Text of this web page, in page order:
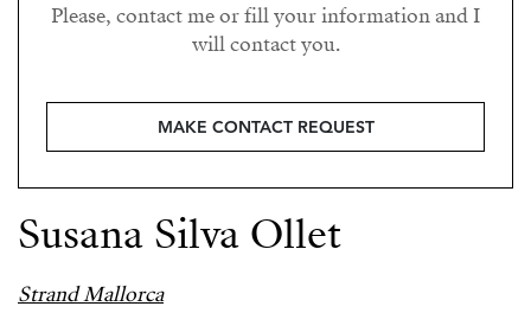
Please, contact me or fill your information and I
will contact you.
MAKE CONTACT REQUEST
Susana Silva Ollet
Strand Mallorca